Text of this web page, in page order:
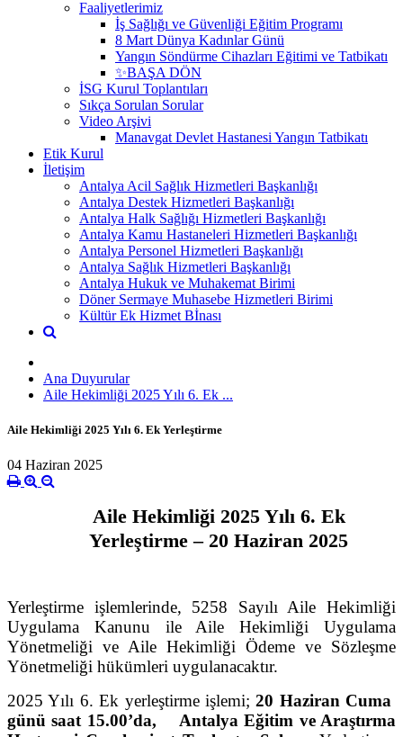
Faaliyetlerimiz
İş Sağlığı ve Güvenliği Eğitim Programı
8 Mart Dünya Kadınlar Günü
Yangın Söndürme Cihazları Eğitimi ve Tatbikatı
✨BAŞA DÖN
İSG Kurul Toplantıları
Sıkça Sorulan Sorular
Video Arşivi
Manavgat Devlet Hastanesi Yangın Tatbikatı
Etik Kurul
İletişim
Antalya Acil Sağlık Hizmetleri Başkanlığı
Antalya Destek Hizmetleri Başkanlığı
Antalya Halk Sağlığı Hizmetleri Başkanlığı
Antalya Kamu Hastaneleri Hizmetleri Başkanlığı
Antalya Personel Hizmetleri Başkanlığı
Antalya Sağlık Hizmetleri Başkanlığı
Antalya Hukuk ve Muhakemat Birimi
Döner Sermaye Muhasebe Hizmetleri Birimi
Kültür Ek Hizmet Bİnası
Ana Duyurular
Aile Hekimliği 2025 Yılı 6. Ek ...
Aile Hekimliği 2025 Yılı 6. Ek Yerleştirme
04 Haziran 2025
Aile Hekimliği 2025 Yılı 6. Ek
Yerleştirme –20 Haziran 2025
Yerleştirme işlemlerinde, 5258 Sayılı Aile Hekimliği
Uygulama Kanunu ile Aile Hekimliği Uygulama
Yönetmeliği ve Aile Hekimliği Ödeme ve Sözleşme
Yönetmeliği hükümleri uygulanacaktır.
2025 Yılı 6. Ek yerleştirmeişlemi;20 Haziran Cuma
günü saat 15.00’da, Antalya Eğitim ve Araştırma